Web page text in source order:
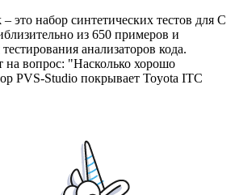
это набор синтетических тестов для C
из 650 примеров и
анализаторов кода.
на вопрос: "Насколько хорошо
PVS-Studio покрывает Toyota ITC